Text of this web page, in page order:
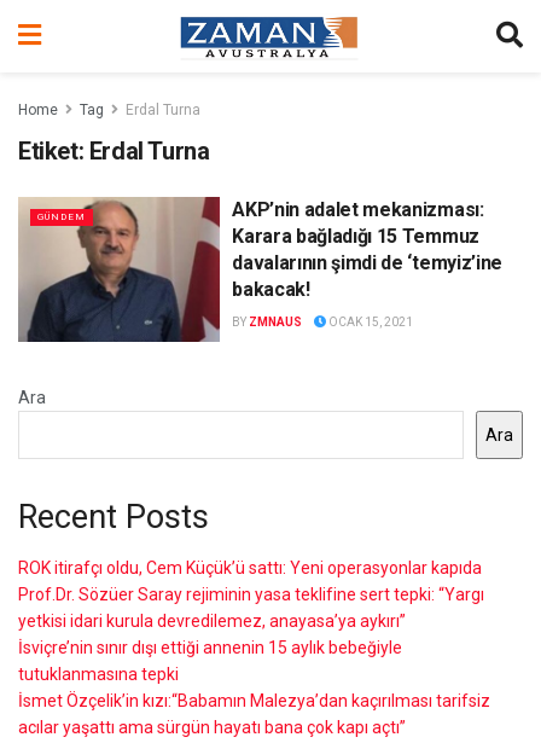
Home Tag Erdal Turna
Etiket: Erdal Turna
GÜNDEM
AKP’nin adalet mekanizması:
Karara bağladığı 15 Temmuz
davalarının şimdi de ‘temyiz’ine
bakacak!
BY ZMNAUS OCAK 15, 2021
Ara
Ara
Recent Posts
ROK itirafçı oldu, Cem Küçük’ü sattı: Yeni operasyonlar kapıda
Prof.Dr. Sözüer Saray rejiminin yasa teklifine sert tepki: “Yargı
yetkisi idari kurula devredilemez, anayasa’ya aykırı”
İsviçre’nin sınır dışı ettiği annenin 15 aylık bebeğiyle
tutuklanmasına tepki
İsmet Özçelik’in kızı:“Babamın Malezya’dan kaçırılması tarifsiz
acılar yaşattı ama sürgün hayatı bana çok kapı açtı”